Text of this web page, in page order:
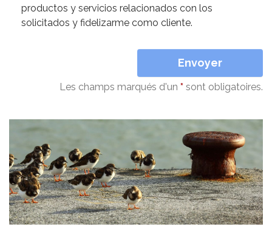
productos y servicios relacionados con los
solicitados y fidelizarme como cliente.
Envoyer
Les champs marqués d'un * sont obligatoires.